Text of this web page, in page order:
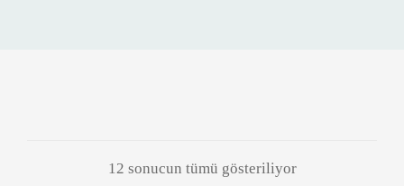
12 sonucun tümü gösteriliyor